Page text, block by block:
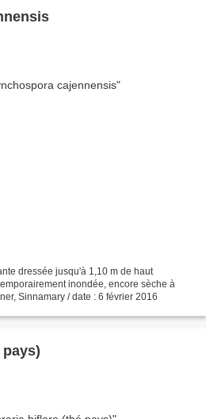
dressée jusqu'à 1,10 m de haut
inondée, encore sèche à
Sinnamary / date : 6 février 2016